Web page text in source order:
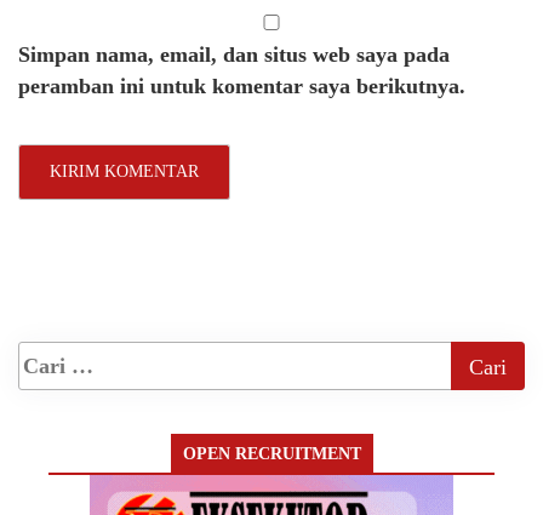
Simpan nama, email, dan situs web saya pada
peramban ini untuk komentar saya berikutnya.
OPEN RECRUITMENT